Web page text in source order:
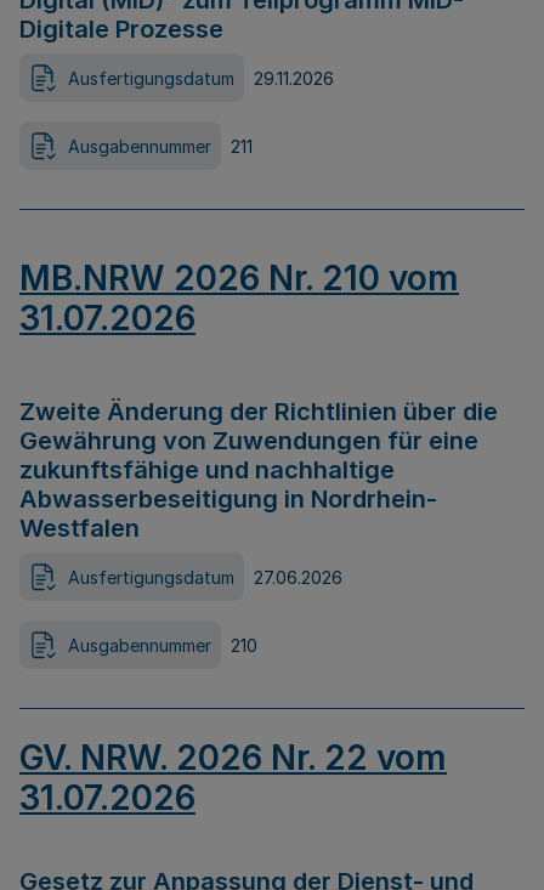
Digitale Prozesse
Ausfertigungsdatum 29.11.2026
Ausgabennummer 211
MB.NRW 2026 Nr. 210 vom
31.07.2026
Zweite Änderung der Richtlinien über die
Gewährung von Zuwendungen für eine
zukunftsfähige und nachhaltige
Abwasserbeseitigung in Nordrhein-
Westfalen
Ausfertigungsdatum 27.06.2026
Ausgabennummer 210
GV. NRW. 2026 Nr. 22 vom
31.07.2026
Gesetz zur Anpassung der Dienst- und